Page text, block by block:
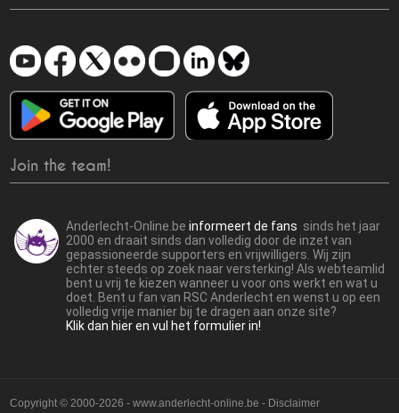
Join the team!
Anderlecht-Online.beinformeert de fans sinds het jaar
2000 en draait sinds dan volledig door de inzet van
gepassioneerde supporters en vrijwilligers. Wij zijn
echter steeds op zoek naar versterking! Als webteamlid
bent u vrij te kiezen wanneer u voor ons werkt en wat u
doet. Bent u fan van RSC Anderlecht en wenst u op een
volledig vrije manier bij te dragen aan onze site?
Klik dan hier en vul het formulier in!
Copyright © 2000-2026 - www.anderlecht-online.be - Disclaimer